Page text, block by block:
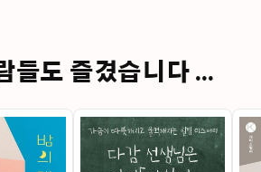
들도 즐겼습니다 ...